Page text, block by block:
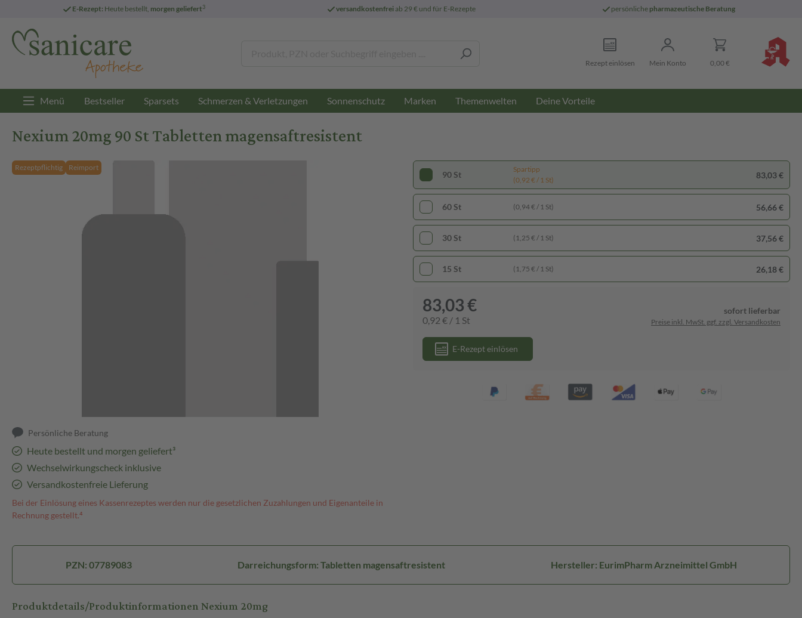
E-Rezept: Heute bestellt, morgen geliefert3 versandkostenfreiab 29 € und für E-Rezepte persönliche pharmazeutische Beratung
Rezept einlösen Mein Konto 0,00 €
Menü Bestseller Sparsets Schmerzen & Verletzungen Sonnenschutz Marken Themenwelten Deine Vorteile
Nexium 20mg 90 St Tabletten magensaftresistent
Rezeptpflichtig Reimport
Persönliche Beratung
Heute bestellt und morgen geliefert³
Wechselwirkungscheck inklusive
Versandkostenfreie Lieferung
Bei der Einlösung eines Kassenrezeptes werden nur die gesetzlichen Zuzahlungen und Eigenanteile in
Rechnung gestellt.⁴
90 St
Spartipp
(0,92 € / 1 St)
83,03 €
60 St (0,94 € / 1 St) 56,66 €
30 St (1,25 € / 1 St) 37,56 €
15 St (1,75 € / 1 St) 26,18 €
83,03 €
0,92 € / 1 St
sofort lieferbar
Preise inkl. MwSt. ggf. zzgl. Versandkosten
E-Rezept einlösen
PZN: 07789083 Darreichungsform: Tabletten magensaftresistent Hersteller: EurimPharm Arzneimittel GmbH
Produktdetails/Produktinformationen Nexium 20mg